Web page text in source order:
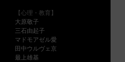
【心理・教育】
大原敬子
三石由起子
マドモアゼル愛
田中ウルヴェ京
最上雄基